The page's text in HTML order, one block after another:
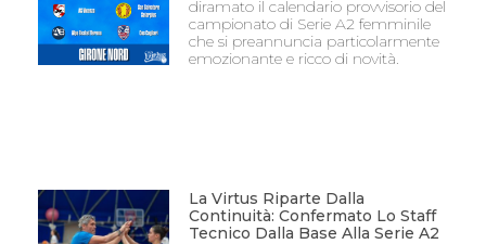
diramato il calendario provvisorio del
campionato di Serie A2 femminile
che si preannuncia particolarmente
emozionante e ricco di novità.
La Virtus Riparte Dalla
Continuità: Confermato Lo Staff
Tecnico Dalla Base Alla Serie A2